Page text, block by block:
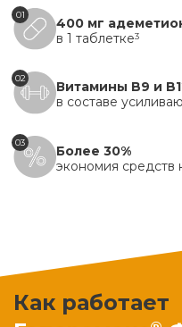
01
400 мг
в 1 таблетке3
02
Витамины B9 и
в составе
03
Более 30%
экономия средств
Как работает